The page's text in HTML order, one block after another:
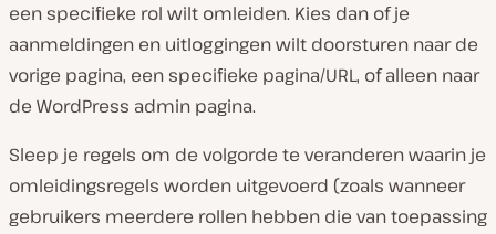
een specifieke rol wilt omleiden. Kies dan of je
aanmeldingen en uitloggingen wilt doorsturen naar de
vorige pagina, een specifieke pagina/URL, of alleen naar
de WordPress admin pagina.
Sleep je regels om de volgorde te veranderen waarin je
omleidingsregels worden uitgevoerd (zoals wanneer
gebruikers meerdere rollen hebben die van toepassing